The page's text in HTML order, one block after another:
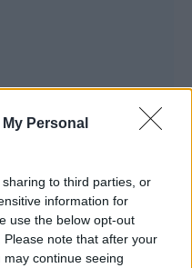
Personal
to third parties, or
information for
use the below opt-out
note that after your
continue seeing
υπόλοιπους».
χαρακτηριστικά
ο εισαγγελικός